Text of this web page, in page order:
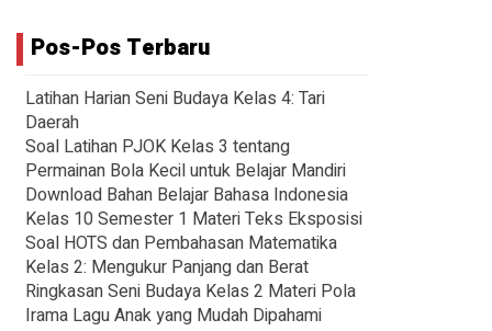
Pos-Pos Terbaru
Latihan Harian Seni Budaya Kelas 4: Tari
Daerah
Soal Latihan PJOK Kelas 3 tentang
Permainan Bola Kecil untuk Belajar Mandiri
Download Bahan Belajar Bahasa Indonesia
Kelas 10 Semester 1 Materi Teks Eksposisi
Soal HOTS dan Pembahasan Matematika
Kelas 2: Mengukur Panjang dan Berat
Ringkasan Seni Budaya Kelas 2 Materi Pola
Irama Lagu Anak yang Mudah Dipahami